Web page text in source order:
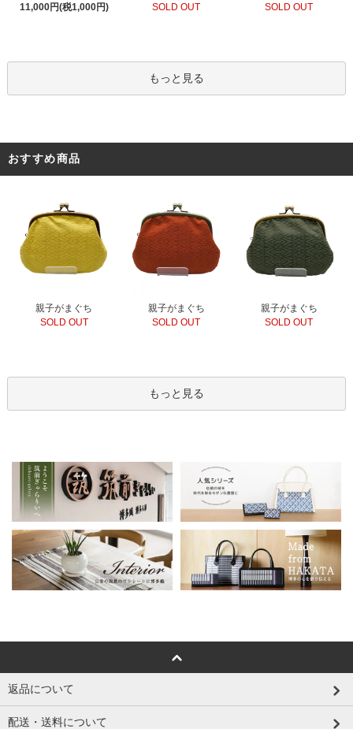
11,000円(税1,000円)
SOLD OUT
SOLD OUT
もっと見る
おすすめ商品
親子がまぐち
SOLD OUT
親子がまぐち
SOLD OUT
親子がまぐち
SOLD OUT
もっと見る
返品について
配送・送料について